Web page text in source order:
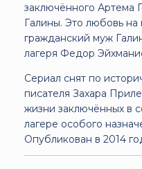
заключённого Артема
Галины. Это любовь
гражданский муж
лагеря Федор
Сериал снят по
писателя Захара
жизни заключённых в
лагере особого
Опубликован в 2014